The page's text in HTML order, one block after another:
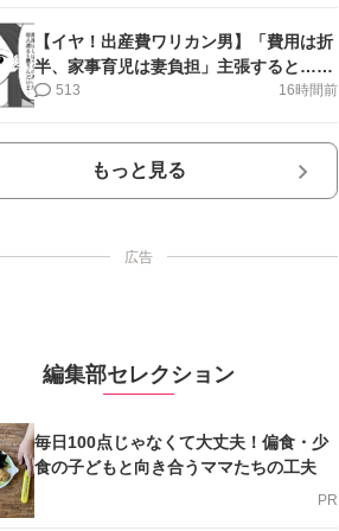
【イヤ！出産費ワリカン男】「費用は折
半、家事育児は妻負担」主張すると…＜
第11話＞#4コマ母道場
16時間前
513
もっと見る
広告
編集部セレクション
毎日100点じゃなくて大丈夫！偏食・少
食の子どもと向き合うママたちの工夫
PR